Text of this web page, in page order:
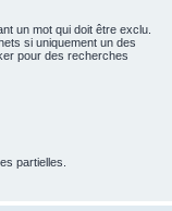
un mot qui doit être exclu.
si uniquement un des
pour des recherches
partielles.